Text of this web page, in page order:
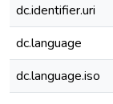
dc.identifier.uri
dc.language
dc.language.iso